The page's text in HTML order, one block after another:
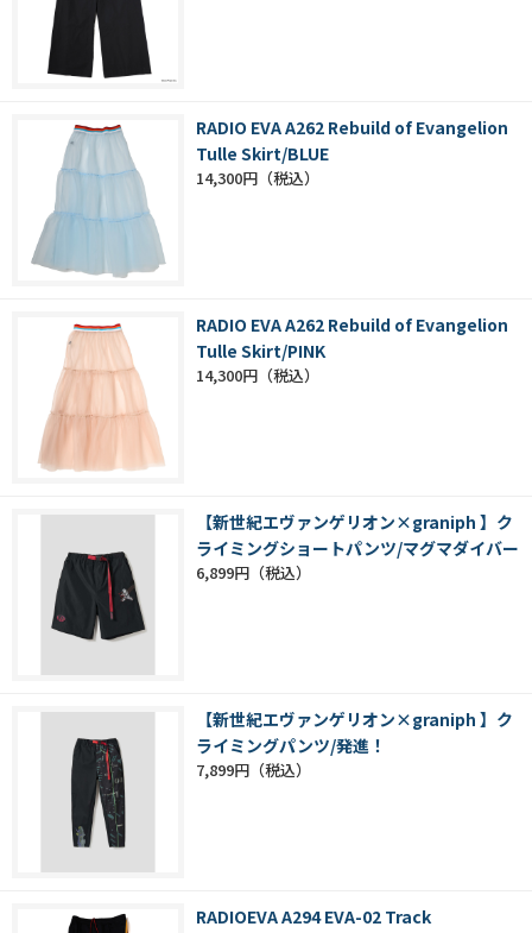
RADIO EVA A262 Rebuild of Evangelion
Tulle Skirt/BLUE
14,300円
RADIO EVA A262 Rebuild of Evangelion
Tulle Skirt/PINK
14,300円
【新世紀エヴァンゲリオン×graniph 】ク
ライミングショートパンツ/マグマダイバー
6,899円
【新世紀エヴァンゲリオン×graniph 】ク
ライミングパンツ/発進！
7,899円
RADIOEVA A294 EVA-02 Track